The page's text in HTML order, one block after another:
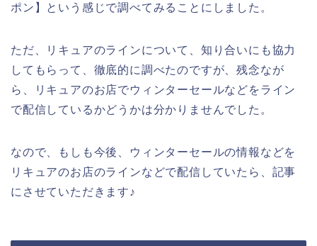
ポン】という感じで調べてみることにしました。
ただ、リキュアのラインについて、知り合いにも協力
してもらって、徹底的に調べたのですが、残念なが
ら、リキュアのお店でウィンターセールなどをライン
で配信しているかどうかは分かりませんでした。
なので、もしも今後、ウィンターセールの情報などを
リキュアのお店のラインなどで配信していたら、記事
にさせていただきます♪